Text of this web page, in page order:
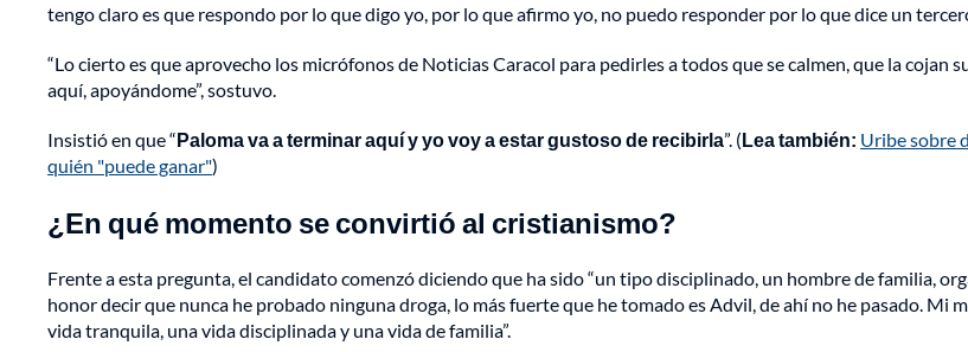
tengo claro es que respondo por lo que digo yo, por lo que afirmo yo, no puedo responder por lo que dice un
“Lo cierto es que aprovecho los micrófonos de Noticias Caracol para pedirles a todos que se calmen, que la cojan
aquí, apoyándome”, sostuvo.
Insistió en que “Paloma va a terminar aquí y yo voy a estar gustoso de recibirla”. (Lea también: Uribe sobre
quién "puede ganar")
¿En qué momento se convirtió al cristianismo?
Frente a esta pregunta, el candidato comenzó diciendo que ha sido “un tipo disciplinado, un hombre de familia,
honor decir que nunca he probado ninguna droga, lo más fuerte que he tomado es Advil, de ahí no he pasado. Mi
vida tranquila, una vida disciplinada y una vida de familia”.